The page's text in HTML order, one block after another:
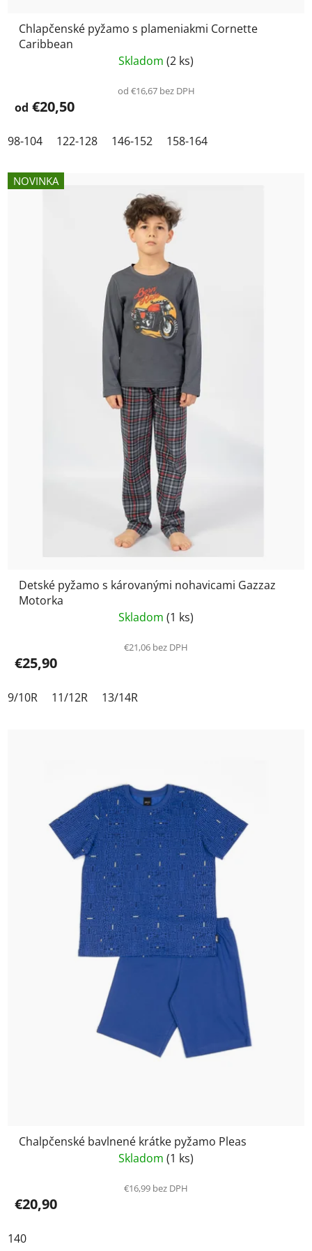
Chlapčenské pyžamo s plameniakmi Cornette
Caribbean
Skladom (2 ks)
od €16,67 bez DPH
od €20,50
98-104 122-128 146-152 158-164
NOVINKA
Detské pyžamo s károvanými nohavicami Gazzaz
Motorka
Skladom (1 ks)
€21,06 bez DPH
€25,90
9/10R 11/12R 13/14R
Chalpčenské bavlnené krátke pyžamo Pleas
Skladom (1 ks)
€16,99 bez DPH
€20,90
140